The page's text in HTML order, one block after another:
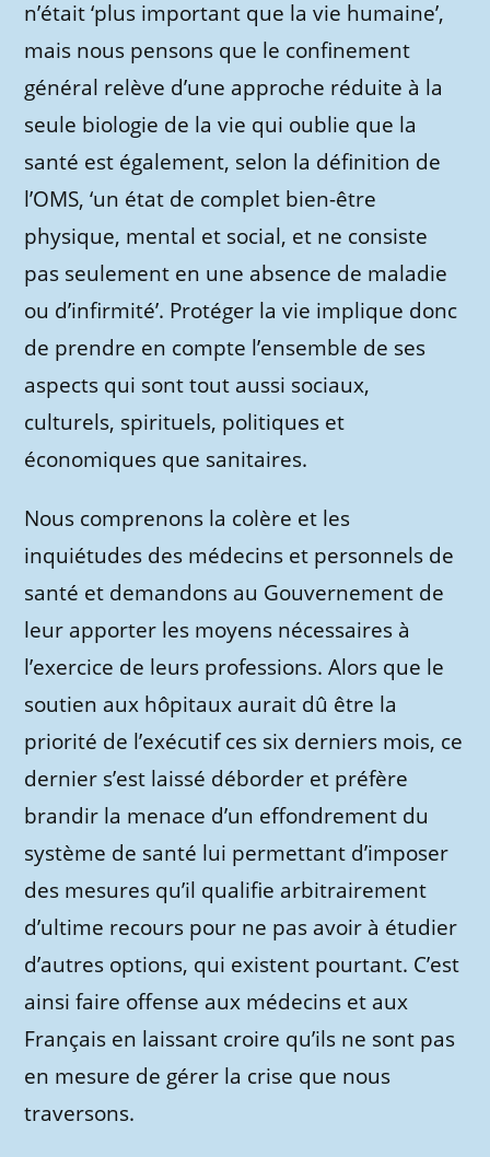
n’était ‘plus important que la vie humaine’,
mais nous pensons que le confinement
général relève d’une approche réduite à la
seule biologie de la vie qui oublie que la
santé est également, selon la définition de
l’OMS, ‘un état de complet bien-être
physique, mental et social, et ne consiste
pas seulement en une absence de maladie
ou d’infirmité’. Protéger la vie implique donc
de prendre en compte l’ensemble de ses
aspects qui sont tout aussi sociaux,
culturels, spirituels, politiques et
économiques que sanitaires.
Nous comprenons la colère et les
inquiétudes des médecins et personnels de
santé et demandons au Gouvernement de
leur apporter les moyens nécessaires à
l’exercice de leurs professions. Alors que le
soutien aux hôpitaux aurait dû être la
priorité de l’exécutif ces six derniers mois, ce
dernier s’est laissé déborder et préfère
brandir la menace d’un effondrement du
système de santé lui permettant d’imposer
des mesures qu’il qualifie arbitrairement
d’ultime recours pour ne pas avoir à étudier
d’autres options, qui existent pourtant. C’est
ainsi faire offense aux médecins et aux
Français en laissant croire qu’ils ne sont pas
en mesure de gérer la crise que nous
traversons.